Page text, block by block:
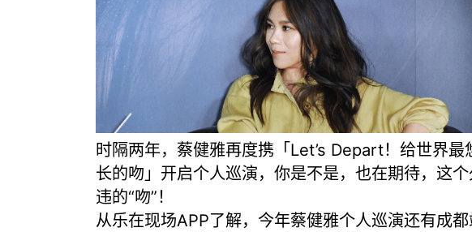
时隔两年，蔡健雅再度携「Let’s Depart！给世界最
长的吻」开启个人巡演，你是不是，也在期待，这
违的“吻”！
从乐在现场APP了解，今年蔡健雅个人巡演还有成